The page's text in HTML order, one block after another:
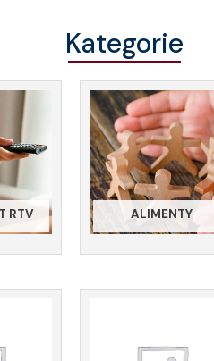
Kategorie
RTV ALIMENTY